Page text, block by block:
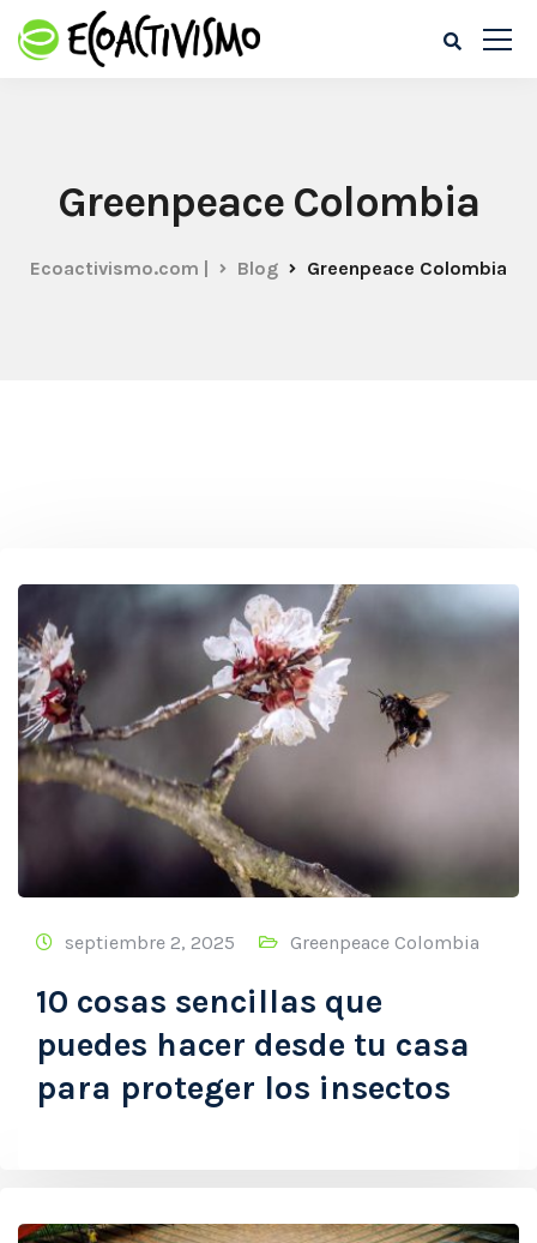
Greenpeace Colombia
Ecoactivismo.com | Blog Greenpeace Colombia
septiembre 2, 2025 Greenpeace Colombia
10 cosas sencillas que
puedes hacer desde tu casa
para proteger los insectos